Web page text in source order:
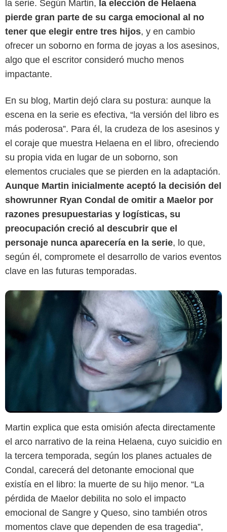
la serie. Según Martin, la elección de Helaena
pierde gran parte de su carga emocional al no
tener que elegir entre tres hijos, y en cambio
ofrecer un soborno en forma de joyas a los asesinos,
algo que el escritor consideró mucho menos
impactante.
En su blog, Martin dejó clara su postura: aunque la
escena en la serie es efectiva, “la versión del libro es
más poderosa”. Para él, la crudeza de los asesinos y
el coraje que muestra Helaena en el libro, ofreciendo
su propia vida en lugar de un soborno, son
elementos cruciales que se pierden en la adaptación.
Aunque Martin inicialmente aceptó la decisión del
showrunner Ryan Condal de omitir a Maelor por
razones presupuestarias y logísticas, su
preocupación creció al descubrir que el
personaje nunca aparecería en la serie, lo que,
según él, compromete el desarrollo de varios eventos
clave en las futuras temporadas.
Max
Martin explica que esta omisión afecta directamente
el arco narrativo de la reina Helaena, cuyo suicidio en
la tercera temporada, según los planes actuales de
Condal, carecerá del detonante emocional que
existía en el libro: la muerte de su hijo menor. “La
pérdida de Maelor debilita no solo el impacto
emocional de Sangre y Queso, sino también otros
momentos clave que dependen de esa tragedia”,